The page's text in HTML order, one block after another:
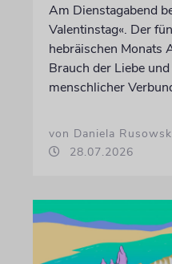
Am Dienstagabend
Valentinstag«. Der
hebräischen Monats
Brauch der Liebe
menschlicher
von Daniela
28.07.2026